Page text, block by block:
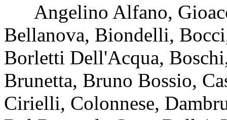
Angelino Alfano,
Bellanova, Biondelli,
Borletti Dell'Acqua,
Brunetta, Bruno Bossio,
Cirielli, Colonnese,